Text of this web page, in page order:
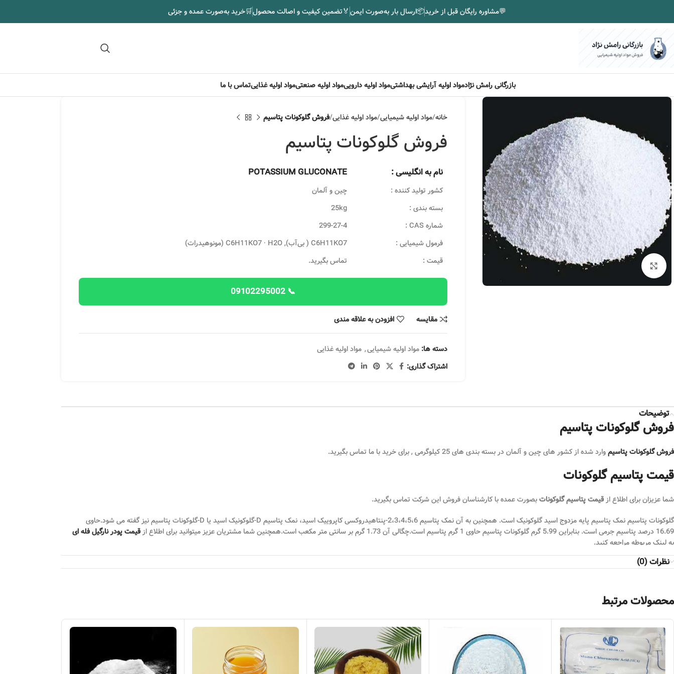
💬مشاوره رایگان قبل از خرید📦ارسال بار به‌صورت ایمن🏅تضمین کیفیت و اصالت محصول🛒خرید به‌صورت عمده و جزئی
بازرگانی رامش نژادمواد اولیه آرایشی بهداشتیمواد اولیه داروییمواد اولیه صنعتیمواد اولیه غذاییتماس با ما
بزرگنمایی تصویر
خانه مواد اولیه شیمیایی مواد اولیه غذایی فروش گلوکونات پتاسیم
فروش گلوکونات پتاسیم
نام به انگلیسی : POTASSIUM GLUCONATE
کشور تولید کننده :
چین و آلمان
بسته بندی :
25kg
شماره CAS :
299-27-4
فرمول شیمیایی :
C6H11KO7 ( بی‌آب), C6H11KO7 · H2O (مونوهیدرات)
قیمت :
تماس بگیرید.
📞 09102295002
مقایسه افزودن به علاقه مندی
دسته ها: مواد اولیه شیمیایی, مواد اولیه غذایی
اشتراک گذاری:
توضیحات
فروش گلوکونات پتاسیم
فروش گلوکونات پتاسیموارد شده از کشور های چین و آلمان در بسته بندی های 25 کیلوگرمی , برای خرید با ما تماس بگیرید.
قیمت پتاسیم گلوکونات
شما عزیزان برای اطلاع ازقیمت پتاسیم گلوکوناتبصورت عمده با کارشناسان فروش این شرکت تماس بگیرید.
گلوکونات پتاسیم نمک پتاسیم پایه مزدوج اسید گلوکونیک است. همچنین به آن نمک پتاسیم 2،3،4،5،6-پنتاهیدروکسی کاپروییک اسید، نمک پتاسیم D-گلوکونیک اسید یا D-گلوکونات پتاسیم نیز گفته می شود.حاوی
16.69 درصد پتاسیم جرمی است. بنابراین 5.99 گرم گلوکونات پتاسیم حاوی 1 گرم پتاسیم است.چگالی آن 1.73 گرم بر سانتی متر مکعب است.همچنین شما مشتریان عزیز میتوانید برای اطلاع از
قیمت پودر نارگیل فله ای
به لینک مربوطه مراجعه کنید.
نظرات (0)
محصولات مرتبط